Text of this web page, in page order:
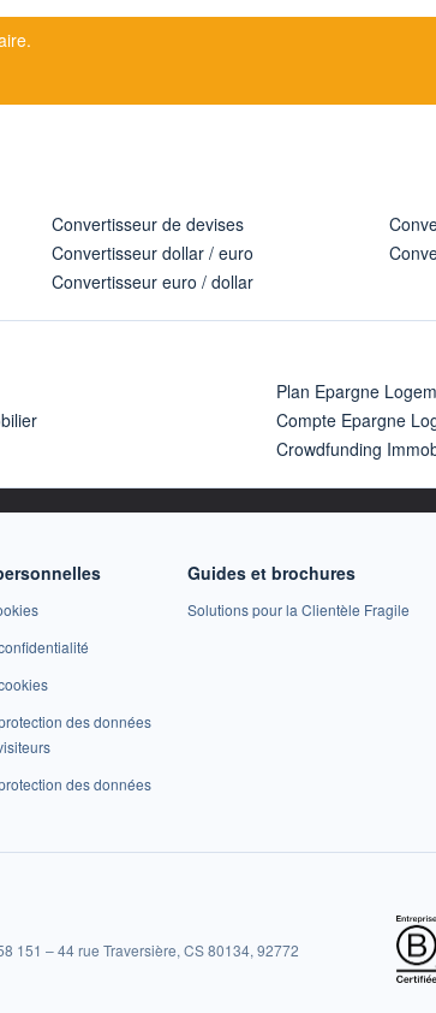
Convertisseur de devises
Convertisseur dollar / euro
Convertisseur euro / dollar
Plan Epargne
Compte Epargne
Crowdfunding
des données
des données
Guides et brochures
Solutions pour la Clientèle Fragile
151 – 44 rue Traversière, CS 80134, 92772